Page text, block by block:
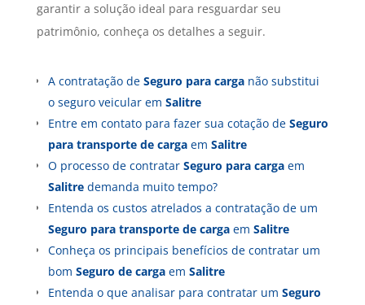
garantir a solução ideal para resguardar seu
patrimônio, conheça os detalhes a seguir.
A contratação de Seguro para carganão substitui
o seguro veicular em Salitre
Entre em contato para fazer sua cotação de Seguro
para transporte de cargaem Salitre
O processo de contratar Seguro para cargaem
Salitredemanda muito tempo?
Entenda os custos atrelados a contratação de um
Seguro para transporte de cargaem Salitre
Conheça os principais benefícios de contratar um
bom Seguro de cargaem Salitre
Entenda o que analisar para contratar um Seguro